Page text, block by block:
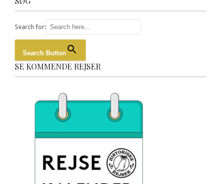
Search for:
Search Button
SE KOMMENDE REJSER